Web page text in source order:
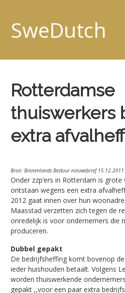
SweDutch
Rotterdamse
thuiswerkers
extra
Bron: Binnenlands Bestuur nieuwsbrief 15.12.2011
Onder zzp’ers in Rotterdam is
ontstaan wegens een extra
2012 gaat innen over hun
Maasstad verzetten zich tegen de
onredelijk is voor ondernemers die
produceren.
Dubbel gepakt
De bedrijfsheffing komt bovenop
ieder huishouden betaalt. Volgens
worden thuiswerkende
gepakt ,,voor een paar extra